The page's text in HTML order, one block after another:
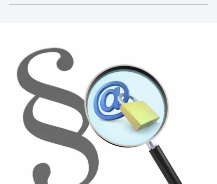
przeciwdziałania praniu pieniędzy i compliance.
Citibank, dostarczającego swoje usługi w 50
krajach. Występowała na międzynarodowych i
krajowych wydarzeń poświęconych
przeciwdziałaniu praniu pieniędzy i compliance.
Jest członkinią Polskiego Stowarzyszenia
Prawników Przedsiębiorstw.